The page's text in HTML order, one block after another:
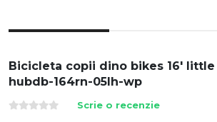
Bicicleta copii dino bikes 16'
hubdb-164rn-05lh-wp
Scrie o recenzie